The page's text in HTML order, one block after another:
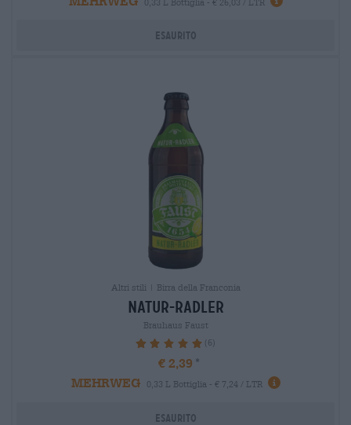
Esaurito
Altri stili | Birra della Franconia
natur-radler
Brauhaus Faust
100% (6)
€ 2,39
MEHRWEG
0,33 L Bottiglia - € 7,24 / LTR
Esaurito